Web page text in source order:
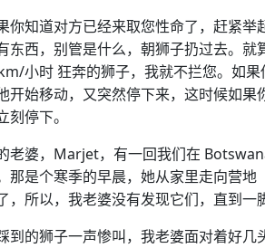
你知道对方已经来取您性命了，赶紧
东西，别管是什么，朝狮子扔过去。
小时 狂奔的狮子，我就不拦您。如
开始移动，又突然停下来，这时候如
刻停下。
老婆，Marjet，有一回我们在
那是个寒季的早晨，她从家里走向营
，所以，我老婆没有发现它们，直到
到的狮子一声惨叫，我老婆面对着好